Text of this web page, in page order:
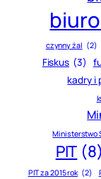
czynny żal (2)
Fiskus (3)
kadry i
Ministerstwo
PIT (8)
PIT za 2015 rok (2)